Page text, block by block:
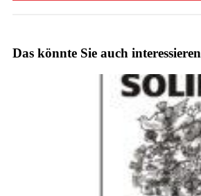
Das könnte Sie auch interessieren